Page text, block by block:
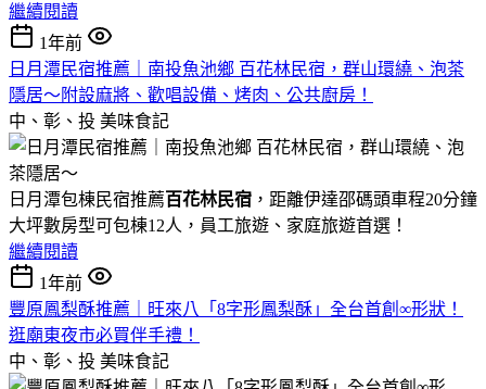
繼續閱讀
1年前
日月潭民宿推薦｜南投魚池鄉 百花林民宿，群山環繞、泡茶
隱居～附設麻將、歡唱設備、烤肉、公共廚房！
中、彰、投 美味食記
日月潭包棟民宿推薦百花林民宿 ，距離伊達邵碼頭車程20分鐘
大坪數房型可包棟12人，員工旅遊、家庭旅遊首選！
繼續閱讀
1年前
豐原鳳梨酥推薦｜旺來八「8字形鳳梨酥」全台首創∞形狀！
逛廟東夜市必買伴手禮！
中、彰、投 美味食記